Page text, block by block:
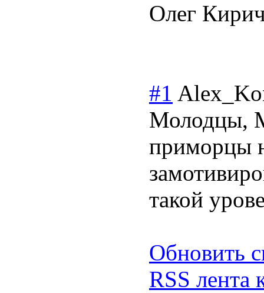
Олег
#1
Молодцы,
приморцы
такой
Обновить
RSS лента